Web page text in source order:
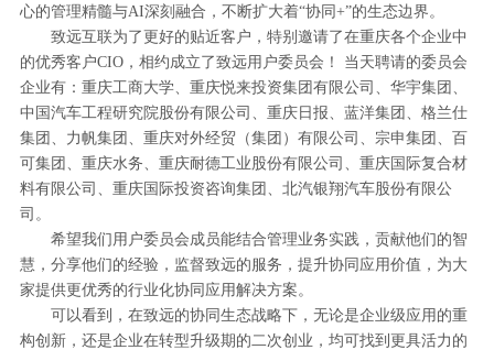
心的管理精髓与AI深刻融合，不断扩大着“协同+”的生态边界。
致远互联为了更好的贴近客户，特别邀请了在重庆各个企业中
的优秀客户CIO，相约成立了致远用户委员会！ 当天聘请的委员会
企业有：重庆工商大学、重庆悦来投资集团有限公司、华宇集团、
中国汽车工程研究院股份有限公司、重庆日报、蓝洋集团、格兰仕
集团、力帆集团、重庆对外经贸（集团）有限公司、宗申集团、百
可集团、重庆水务、重庆耐德工业股份有限公司、重庆国际复合材
料有限公司、重庆国际投资咨询集团、北汽银翔汽车股份有限公
司。
希望我们用户委员会成员能结合管理业务实践，贡献他们的智
慧，分享他们的经验，监督致远的服务，提升协同应用价值，为大
家提供更优秀的行业化协同应用解决方案。
可以看到，在致远的协同生态战略下，无论是企业级应用的重
构创新，还是企业在转型升级期的二次创业，均可找到更具活力的